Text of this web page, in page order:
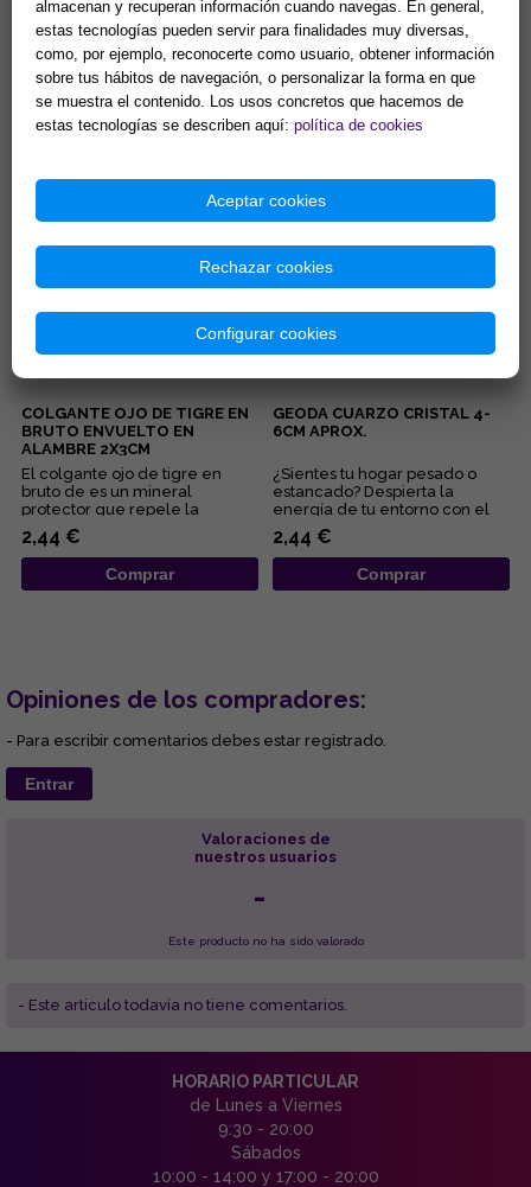
DISCO DE SELENITA
GRABADO. MODELOS
SURTIDOS (15 cm.)
Gran capacidad para la
limpieza de minerales y
energias negativas.
COLGANTE ARBOL DE LA VIDA
7 CHAKRAS Y PUNTA MINERAL
(MINERALES SURTIDOS)
Lleva contigo un poderoso
amuleto de armonía y
protección que combina la
COLGANTE OJO DE TIGRE EN
BRUTO ENVUELTO EN
ALAMBRE 2X3CM
El colgante ojo de tigre en
bruto de es un mineral
protector que repele la
negatividad, potencia la fuerza
de ...
2,44 €
Comprar
GEODA CUARZO CRISTAL 4-
6CM APROX.
¿Sientes tu hogar pesado o
estancado? Despierta la
energía de tu entorno con el
sanador maestro de la
naturale...
2,44 €
Comprar
Opiniones de los compradores:
- Para escribir comentarios debes estar registrado.
Entrar
Valoraciones de
nuestros usuarios
-
Este producto no ha sido valorado
- Este articulo todavía no tiene comentarios.
HORARIO PARTICULAR
de Lunes a Viernes
9:30 - 20:00
Sábados
10:00 - 14:00 y 17:00 - 20:00
almacenan y recuperan información cuando navegas. En general,
estas tecnologías pueden servir para finalidades muy diversas,
como, por ejemplo, reconocerte como usuario, obtener información
sobre tus hábitos de navegación, o personalizar la forma en que
se muestra el contenido. Los usos concretos que hacemos de
estas tecnologías se describen aquí: política de cookies
Aceptar cookies
Rechazar cookies
Configurar cookies